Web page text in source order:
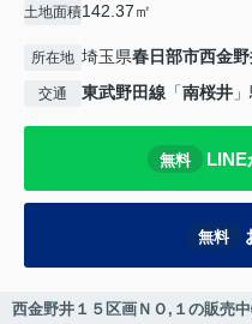
土地面積142.37㎡
所在地 埼玉県春日部市西金
交通 東武野田線 「南桜井
無料 LINE
無料
西金野井１５区画ＮＯ,１の販売